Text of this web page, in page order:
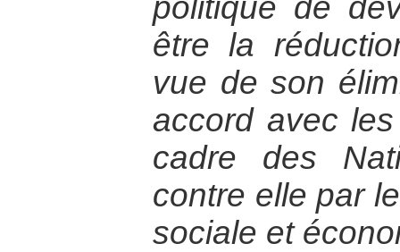
politique de
être la
vue de son
accord avec
cadre des
contre elle par
sociale et